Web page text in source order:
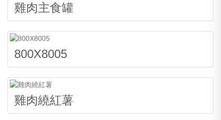
雞肉主食罐
800X8005
雞肉繞紅薯